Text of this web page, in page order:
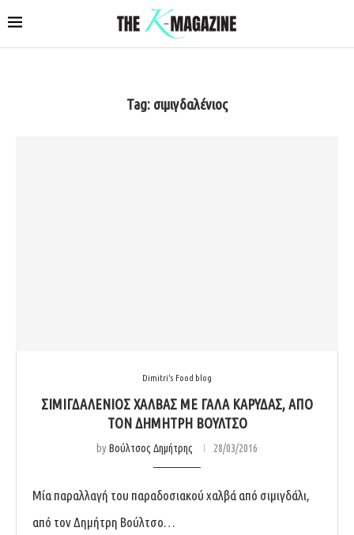
Tag: σιμιγδαλένιος
Dimitri's Food blog
ΣΙΜΙΓΔΑΛΈΝΙΟΣ ΧΑΛΒΆΣ ΜΕ ΓΆΛΑ ΚΑΡΎΔΑΣ, ΑΠΌ
ΤΟΝ ΔΗΜΉΤΡΗ ΒΟΎΛΤΣΟ
byΒούλτσος Δημήτρης 28/03/2016
Μία παραλλαγή του παραδοσιακού χαλβά από σιμιγδάλι,
από τον Δημήτρη Βούλτσο…